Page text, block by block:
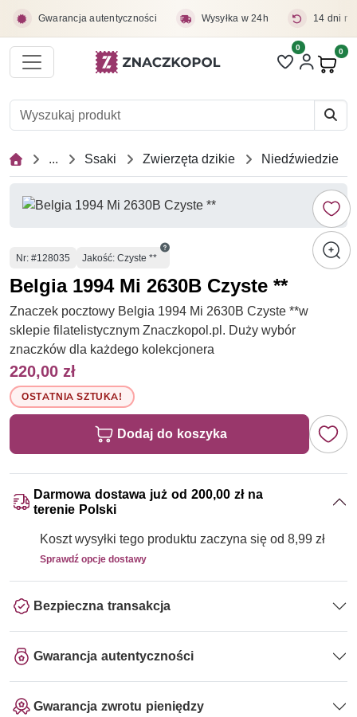
Gwarancja autentyczności Wysyłka w 24h 14 dni
Liczba pozycji
0 0
... Ssaki Zwierzęta dzikie Niedźwiedzie
Numer
Nr: #128035 Jakość: Czyste **
Belgia 1994 Mi 2630B Czyste **
Znaczek pocztowy Belgia 1994 Mi 2630B Czyste **w
sklepie filatelistycznym Znaczkopol.pl. Duży wybór
znaczków dla każdego kolekcjonera
220,00 zł
OSTATNIA SZTUKA!
Dodaj do koszyka
Darmowa dostawa już od 200,00 zł na
terenie Polski
Koszt wysyłki tego produktu zaczyna się od 8,99 zł
Sprawdź opcje dostawy
Bezpieczna transakcja
Gwarancja autentyczności
Gwarancja zwrotu pieniędzy